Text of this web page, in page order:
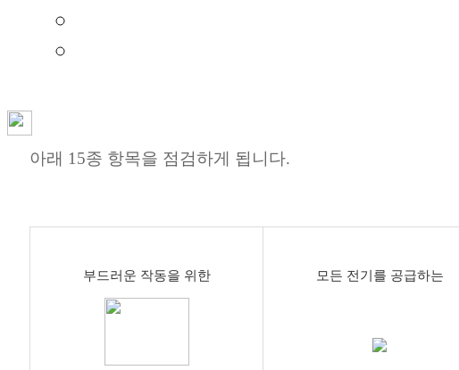
블루점검 항목은 어떤것들이 있나요?
아래 15종 항목을 점검하게 됩니다.
부드러운 작동을 위한 모든 전기를 공급하는